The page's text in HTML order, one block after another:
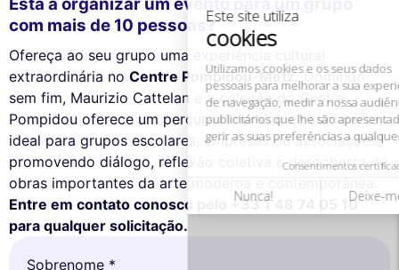
publicitários que lhe são apresentados. Pode aceitar, rejeitar ou
gerir as suas preferências a qualquer momento.
Consentimentos certificados por
Nunca! Deixe-me ver Ok para mim
com mais de 10 pessoas?
Ofereça ao seu grupo uma experiência cultural
extraordinária no Centre Pompidou-Metz.Domingo
sem fim, Maurizio Cattelan e a coleção do Centre
Pompidou oferece um percurso imersivo e estimulante,
ideal para grupos escolares, empresas ou associações,
promovendo diálogo, reflexão coletiva e descoberta de
obras importantes da arte moderna e contemporânea.
Entre em contato conosco pelo +33 1 48 74 05 10
para qualquer solicitação.
Sobrenome *